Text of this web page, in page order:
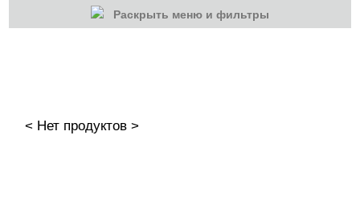
Раскрыть меню и фильтры
Скоро в продаже
< Нет продуктов >